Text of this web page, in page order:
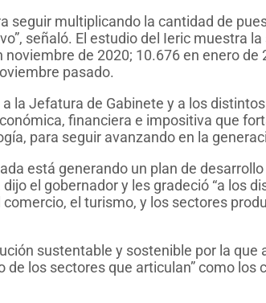
seguir multiplicando la cantidad de
señaló. El estudio del Ieric muestra
de 2020; 10.676 en enero de
pasado.
la Jefatura de Gabinete y a los
financiera e impositiva que
para seguir avanzando en la
está generando un plan de
el gobernador y les gradeció “a los
el turismo, y los sectores
sustentable y sostenible por la que
los sectores que articulan” como los